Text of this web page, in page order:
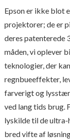
Epson er ikke blot
projektorer; de er
deres patenterede
måden, vi oplever
teknologier, der
regnbueeffekter,
farverigt og
ved lang tids brug.
lyskilde til de ultra-
bred vifte af